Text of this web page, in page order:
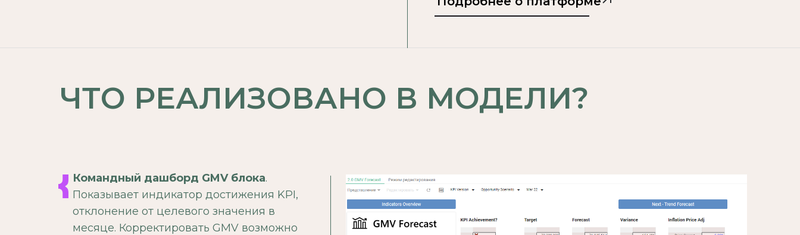
ЧТО РЕАЛИЗОВАНО В МОДЕЛИ?
Командный дашборд GMV блока.
Показывает индикатор достижения KPI,
отклонение от целевого значения в
месяце. Корректировать GMV возможно